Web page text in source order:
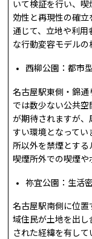
いて検証を行い、
効性と再現性の確
通じて、立地や利
な行動変容モデルの
西柳公園：都市
名古屋駅東側・錦
では数少ない公共空
が期待されますが
すい環境となって
所以外を禁煙とす
喫煙所外での喫煙や
祢宜公園：生活
名古屋駅南側に位
域住民が土地を出
された経緯を有し